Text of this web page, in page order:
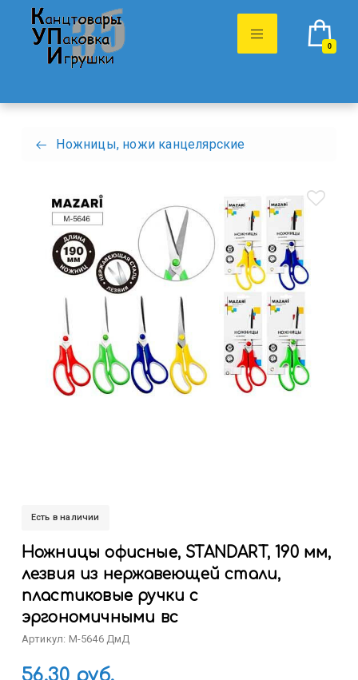
0
Ножницы, ножи канцелярские
Есть в наличии
Ножницы офисные, STANDART, 190 мм,
лезвия из нержавеющей стали,
пластиковые ручки с
эргономичными вс
Артикул: M-5646 ДмД
56.30 руб.